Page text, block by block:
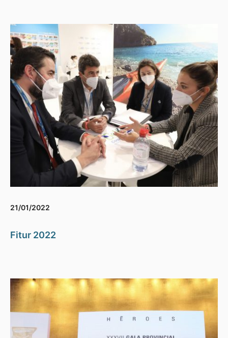
21/01/2022
Fitur 2022